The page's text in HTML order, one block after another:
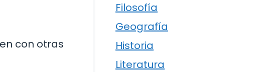
con otras
Filosofía
Geografía
Historia
Literatura